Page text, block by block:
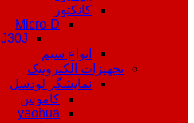
کانکتور
Micro-D
J30J
انواع سیم
تجهیزات الکترونیک
نمایشگر لودسل
کاموس
yaohua